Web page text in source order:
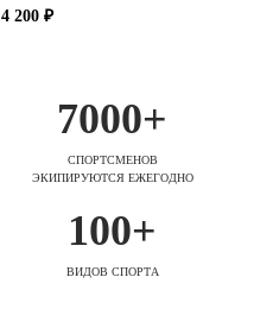
4 200 ₽
7000+
СПОРТСМЕНОВ
ЭКИПИРУЮТСЯ ЕЖЕГОДНО
100+
ВИДОВ СПОРТА